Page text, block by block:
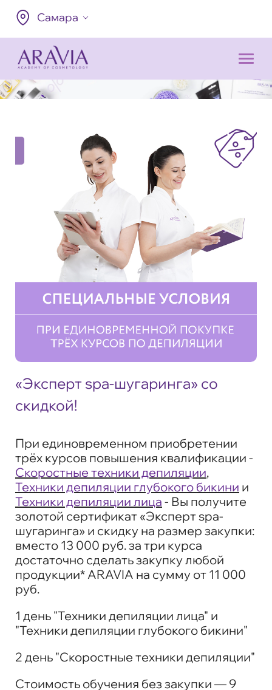
Самара
«Эксперт spa-шугаринга» со
скидкой!
При единовременном приобретении
трёх курсов повышения квалификации -
Скоростные техники депиляции,
Техники депиляции глубокого бикини и
Техники депиляции лица - Вы получите
золотой сертификат «Эксперт spa-
шугаринга» и скидку на размер закупки:
вместо 13 000 руб. за три курса
достаточно сделать закупку любой
продукции* ARAVIA на сумму от 11 000
руб.
1 день "Техники депиляции лица" и
"Техники депиляции глубокого бикини"
2 день "Скоростные техники депиляции"
Стоимость обучения без закупки — 9